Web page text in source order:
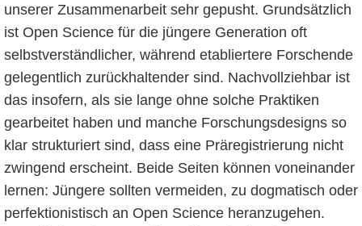
unserer Zusammenarbeit sehr gepusht. Grundsätzlich
ist Open Science für die jüngere Generation oft
selbstverständlicher, während etabliertere Forschende
gelegentlich zurückhaltender sind. Nachvollziehbar ist
das insofern, als sie lange ohne solche Praktiken
gearbeitet haben und manche Forschungsdesigns so
klar strukturiert sind, dass eine Präregistrierung nicht
zwingend erscheint. Beide Seiten können voneinander
lernen: Jüngere sollten vermeiden, zu dogmatisch oder
perfektionistisch an Open Science heranzugehen.